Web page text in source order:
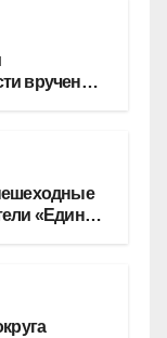
вручены
«Единой